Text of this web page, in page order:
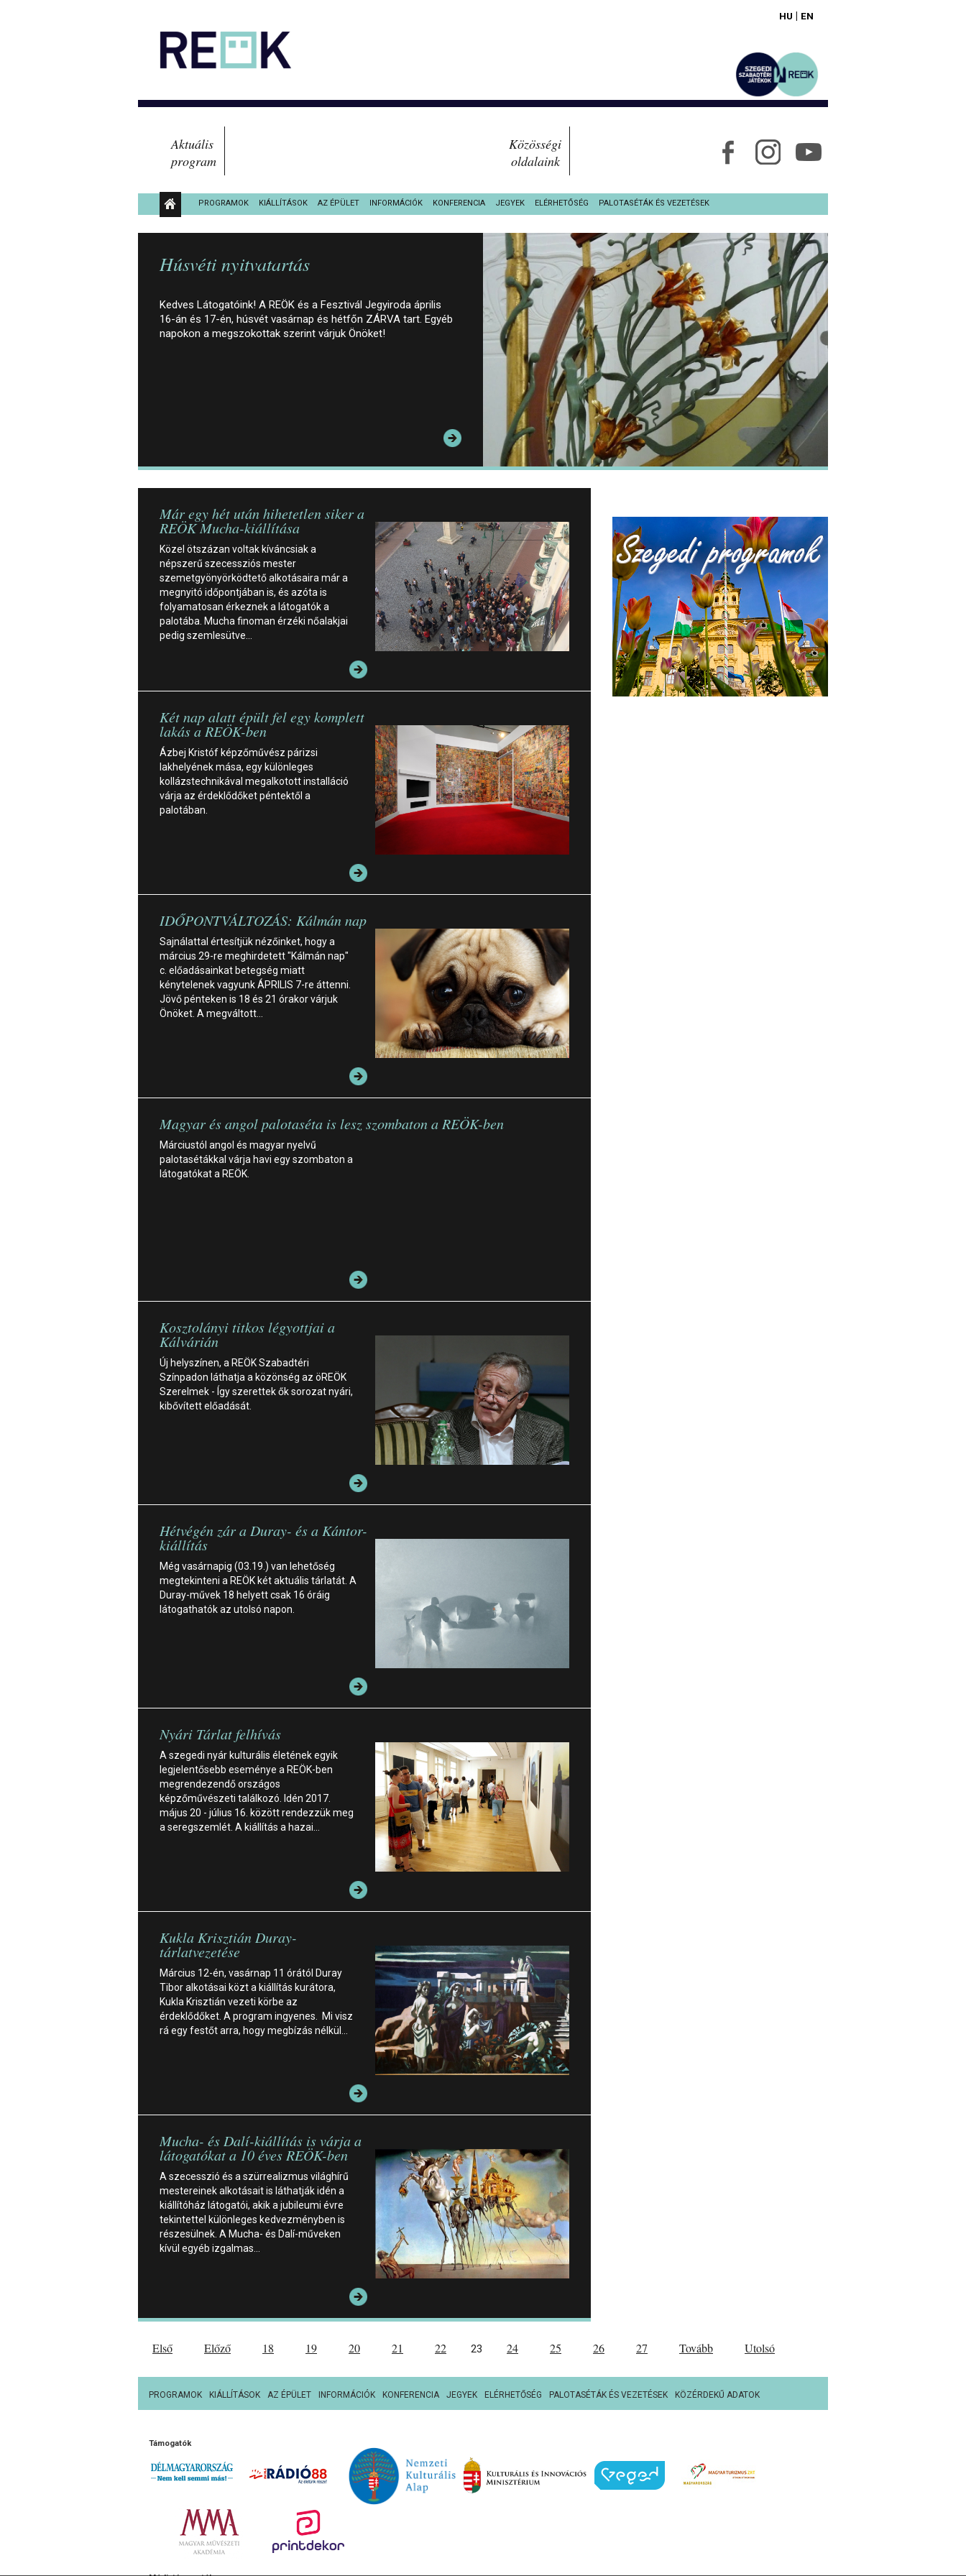
Aktuális
program
Közösségi
oldalaink
HU | EN
PROGRAMOK KIÁLLÍTÁSOK AZ ÉPÜLET INFORMÁCIÓK KONFERENCIA JEGYEK ELÉRHETŐSÉG PALOTASÉTÁK ÉS VEZETÉSEK
KÖZÉRDEKŰ ADATOK
Húsvéti nyitvatartás
Kedves Látogatóink! A REÖK és a Fesztivál Jegyiroda április
16-án és 17-én, húsvét vasárnap és hétfőn ZÁRVA tart. Egyéb
napokon a megszokottak szerint várjuk Önöket!
Már egy hét után hihetetlen siker a
REÖK Mucha-kiállítása
Közel ötszázan voltak kíváncsiak a
népszerű szecessziós mester
szemetgyönyörködtető alkotásaira már a
megnyitó időpontjában is, és azóta is
folyamatosan érkeznek a látogatók a
palotába. Mucha finoman érzéki nőalakjai
pedig szemlesütve…
Két nap alatt épült fel egy komplett
lakás a REÖK-ben
Ázbej Kristóf képzőművész párizsi
lakhelyének mása, egy különleges
kollázstechnikával megalkotott installáció
várja az érdeklődőket péntektől a
palotában.
IDŐPONTVÁLTOZÁS: Kálmán nap
Sajnálattal értesítjük nézőinket, hogy a
március 29-re meghirdetett "Kálmán nap"
c. előadásainkat betegség miatt
kénytelenek vagyunk ÁPRILIS 7-re áttenni.
Jövő pénteken is 18 és 21 órakor várjuk
Önöket. A megváltott…
Magyar és angol palotaséta is lesz szombaton a REÖK-ben
Márciustól angol és magyar nyelvű
palotasétákkal várja havi egy szombaton a
látogatókat a REÖK.
Kosztolányi titkos légyottjai a
Kálvárián
Új helyszínen, a REÖK Szabadtéri
Színpadon láthatja a közönség az öREÖK
Szerelmek - Így szerettek ők sorozat nyári,
kibővített előadását.
Hétvégén zár a Duray- és a Kántor-
kiállítás
Még vasárnapig (03.19.) van lehetőség
megtekinteni a REÖK két aktuális tárlatát. A
Duray-művek 18 helyett csak 16 óráig
látogathatók az utolsó napon.
Nyári Tárlat felhívás
A szegedi nyár kulturális életének egyik
legjelentősebb eseménye a REÖK-ben
megrendezendő országos
képzőművészeti találkozó. Idén 2017.
május 20 - július 16. között rendezzük meg
a seregszemlét. A kiállítás a hazai…
Kukla Krisztián Duray-
tárlatvezetése
Március 12-én, vasárnap 11 órától Duray
Tibor alkotásai közt a kiállítás kurátora,
Kukla Krisztián vezeti körbe az
érdeklődőket. A program ingyenes. Mi visz
rá egy festőt arra, hogy megbízás nélkül…
Mucha- és Dalí-kiállítás is várja a
látogatókat a 10 éves REÖK-ben
A szecesszió és a szürrealizmus világhírű
mestereinek alkotásait is láthatják idén a
kiállítóház látogatói, akik a jubileumi évre
tekintettel különleges kedvezményben is
részesülnek. A Mucha- és Dalí-műveken
kívül egyéb izgalmas…
Első Előző 18 19 20 21 22 23 24 25 26 27 Tovább Utolsó
PROGRAMOK KIÁLLÍTÁSOK AZ ÉPÜLET INFORMÁCIÓK KONFERENCIA JEGYEK ELÉRHETŐSÉG PALOTASÉTÁK ÉS VEZETÉSEK KÖZÉRDEKŰ ADATOK
Támogatók